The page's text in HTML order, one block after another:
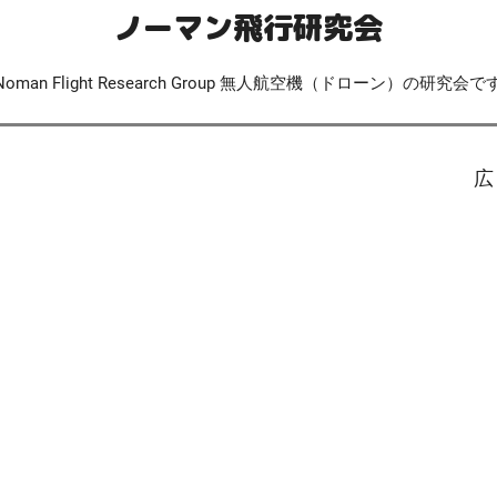
ノーマン飛行研究会
Flight Research Group 無人航空機（ドローン）の研究会で